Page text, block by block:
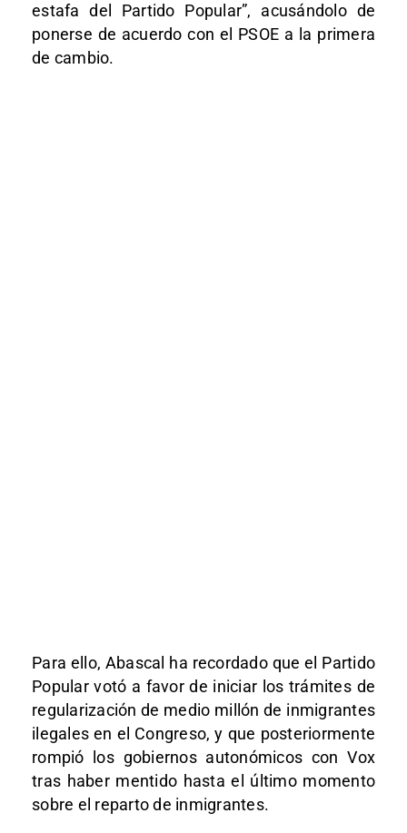
estafa del Partido Popular”, acusándolo de
ponerse de acuerdo con el PSOE a la primera
de cambio.
Para ello, Abascal ha recordado que el Partido
Popular votó a favor de iniciar los trámites de
regularización de medio millón de inmigrantes
ilegales en el Congreso, y que posteriormente
rompió los gobiernos autonómicos con Vox
tras haber mentido hasta el último momento
sobre el reparto de inmigrantes.